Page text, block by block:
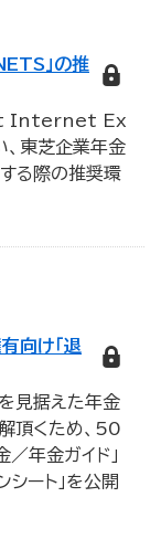
」の推
Internet Ex
東芝企業年金
る際の推奨環
向け「退
見据えた年金
頂くため、50
年金ガイド」
シート」を公開